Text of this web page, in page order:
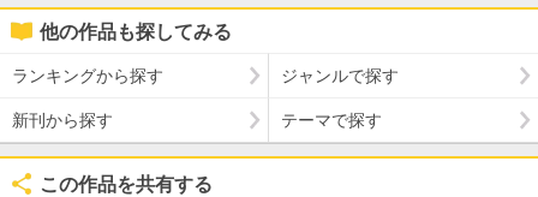
他の作品も探してみる
ランキングから探す ジャンルで探す
新刊から探す テーマで探す
この作品を共有する